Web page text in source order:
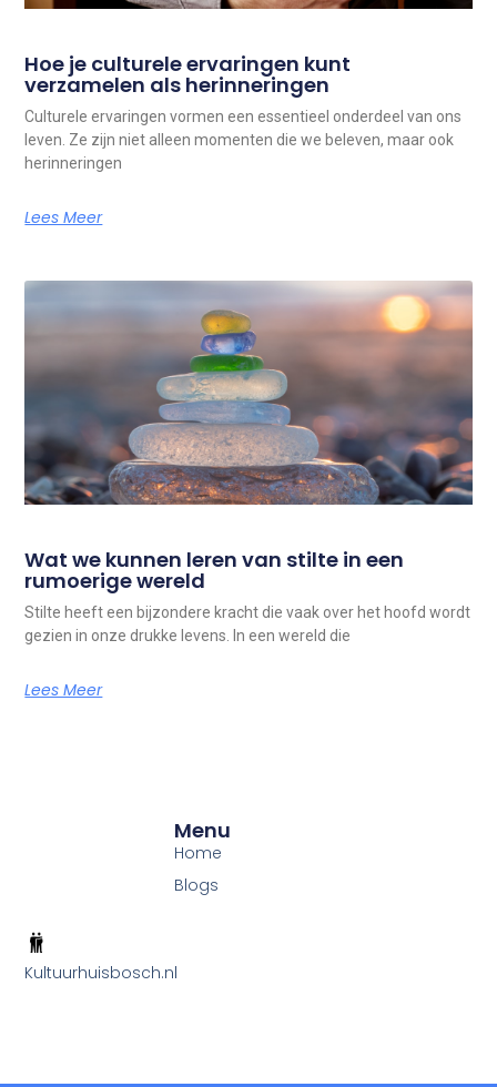
Hoe je culturele ervaringen kunt
verzamelen als herinneringen
Culturele ervaringen vormen een essentieel onderdeel van ons
leven. Ze zijn niet alleen momenten die we beleven, maar ook
herinneringen
Lees Meer
Wat we kunnen leren van stilte in een
rumoerige wereld
Stilte heeft een bijzondere kracht die vaak over het hoofd wordt
gezien in onze drukke levens. In een wereld die
Lees Meer
Kultuurhuisbosch.nl
Menu
Home
Blogs